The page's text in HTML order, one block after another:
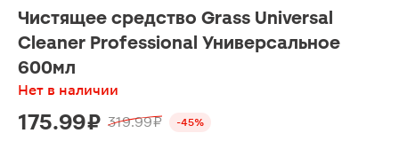
Чистящее средство Grass Universal
Cleaner Professional Универсальное
600мл
Нет в наличии
175.99 ₽ 319.99 ₽ -45%